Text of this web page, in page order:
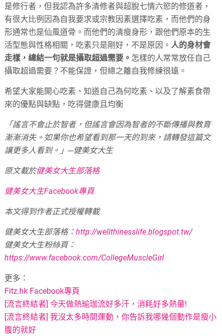
是修行者，但我認為許多清修者與超脫七情六慾的修道者，
有很大比例因為自我要求或宗教因素選擇吃素，而他們的身
形通常也是仙風道骨。而他們的清瘦身形，跟他們原本的生
活型態與性格相關，吃素只是剛好，不是原因。人的身材會
走樣，總結一句就是攝取超過需要。 怎樣的人常常放任自己
攝取超過需要？不能保證，但總之離自我修練很遠。
希望大家能開心吃素、知道自己為何吃素、以及了解素食帶
來的優點與缺點，吃得健康且均衡
「謠言不會止於智者，但謠言會因為智者的不斷傳播與教育
漸漸消失。如果你也希望看到那一天的到來，請轉發這篇文
讓更多人看到。」─健美女大生
原文載於健美女大生部落格
健美女大生Facebook專頁
本文得到作者正式授權轉載
健美女大生部落格：http://wellthinesslife.blogspot.tw/
健美女大生粉絲頁：
https://www.facebook.com/CollegeMuscleGirl
更多：
Fitz.hk Facebook專頁
[流言終結者] 今天做熱瑜珈流好多汗，消耗好多熱量!
[流言終結者] 我沒太多時間運動，你告訴我哪幾個動作是瘦小
腹的就好